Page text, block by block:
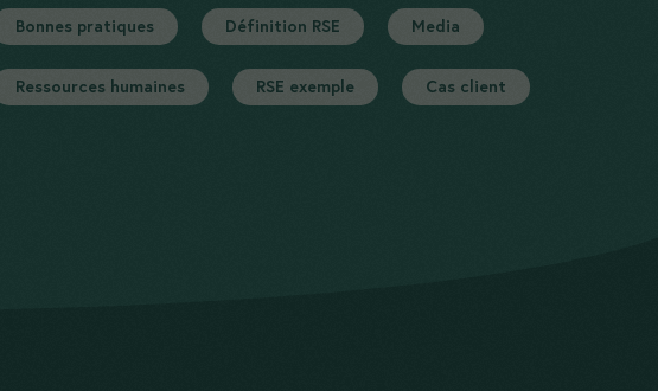
Bonnes pratiques Définition RSE Media
Ressources humaines RSE exemple Cas client